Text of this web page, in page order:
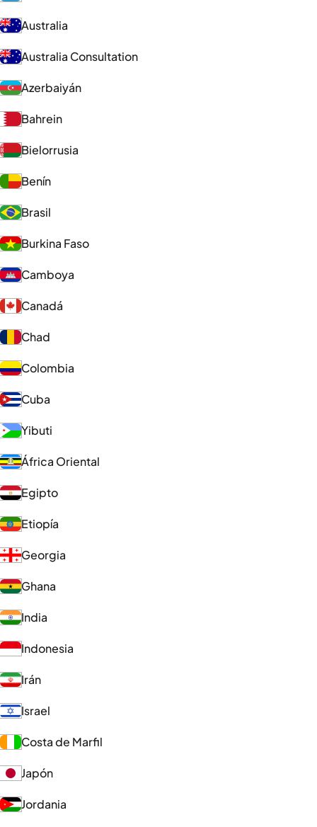
Australia
Australia Consultation
Azerbaiyán
Bahrein
Bielorrusia
Benín
Brasil
Burkina Faso
Camboya
Canadá
Chad
Colombia
Cuba
Yibuti
África Oriental
Egipto
Etiopía
Georgia
Ghana
India
Indonesia
Irán
Israel
Costa de Marfil
Japón
Jordania